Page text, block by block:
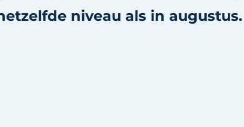
niveau als in augustus.